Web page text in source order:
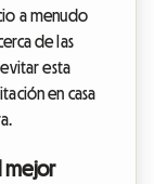
a menudo
de las
evitar esta
en casa
mejor